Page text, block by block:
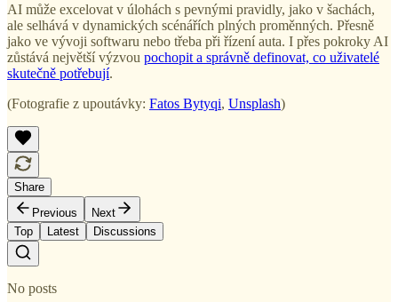
AI může excelovat v úlohách s pevnými pravidly, jako v šachách,
ale selhává v dynamických scénářích plných proměnných. Přesně
jako ve vývoji softwaru nebo třeba při řízení auta. I přes pokroky AI
zůstává největší výzvou pochopit a správně definovat, co uživatelé
skutečně potřebují.
(Fotografie z upoutávky: Fatos Bytyqi, Unsplash)
Share
Previous
Next
Top
Latest Discussions
No posts